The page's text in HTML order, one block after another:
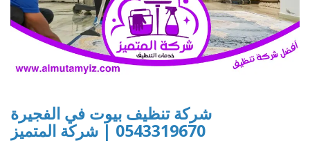
شركة تنظيف بيوت في الفجيرة
0543319670 | شركة المتميز